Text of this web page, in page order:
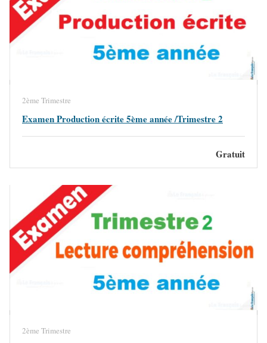
2ème Trimestre
Examen Production écrite 5ème année /Trimestre 2
Gratuit
2ème Trimestre